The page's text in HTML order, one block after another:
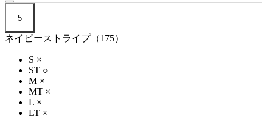
5
ネイビーストライプ（175）
S ×
ST ○
M ×
MT ×
L ×
LT ×